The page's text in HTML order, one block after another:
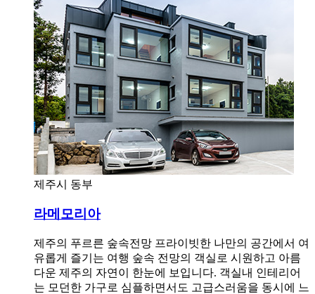
제주시 동부
라메모리아
제주의 푸르른 숲속전망 프라이빗한 나만의 공간에서 여
유롭게 즐기는 여행 숲속 전망의 객실로 시원하고 아름
다운 제주의 자연이 한눈에 보입니다. 객실내 인테리어
는 모던한 가구로 심플하면서도 고급스러움을 동시에 느